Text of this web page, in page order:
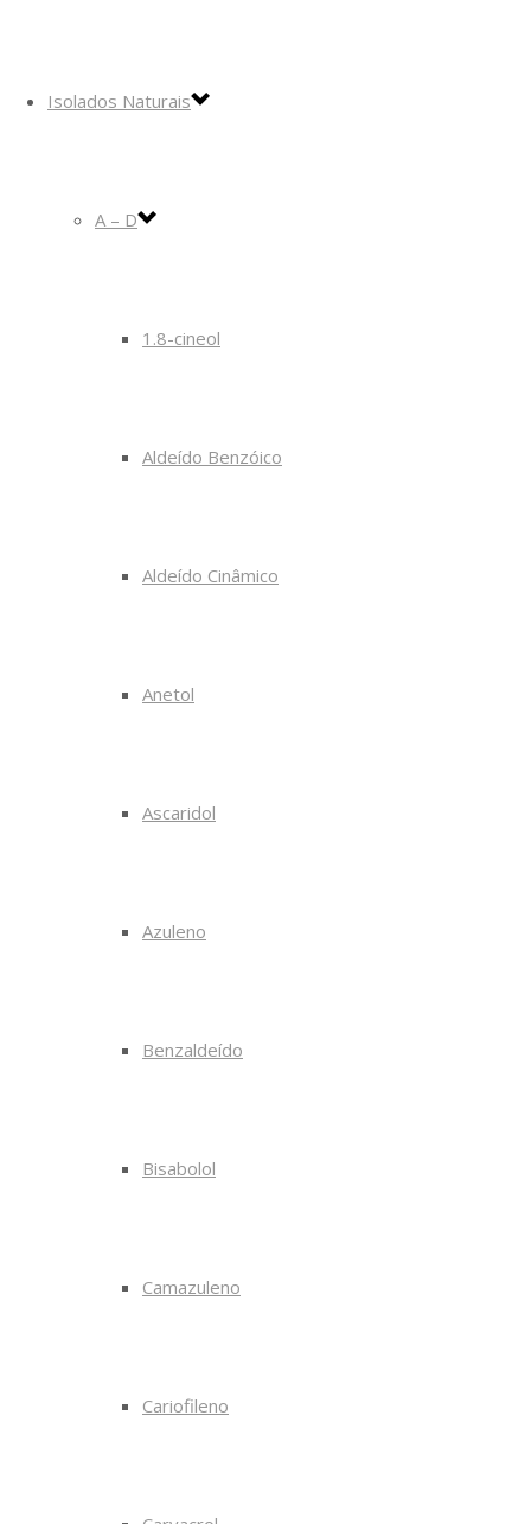
Isolados Naturais
A – D
1.8-cineol
Aldeído Benzóico
Aldeído Cinâmico
Anetol
Ascaridol
Azuleno
Benzaldeído
Bisabolol
Camazuleno
Cariofileno